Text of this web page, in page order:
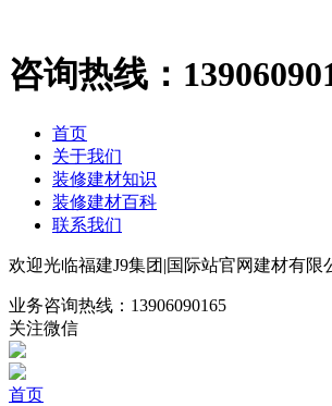
咨询热线：
首页
关于我们
装修建材知识
装修建材百科
联系我们
欢迎光临福建J9集团|国际站官网建材有限
业务咨询热线： 13906090165
关注微信
首页